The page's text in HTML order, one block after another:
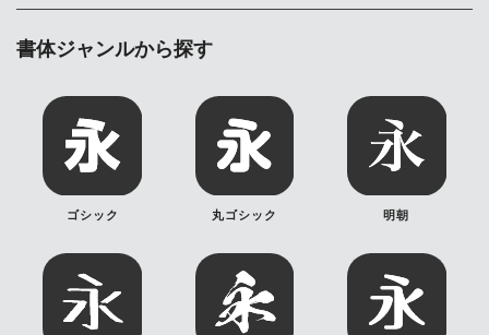
書体ジャンルから探す
ゴシック 丸ゴシック 明朝